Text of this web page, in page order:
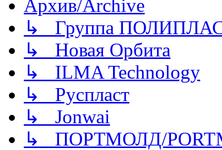
Архив/Archive
↳ Группа
↳ Новая Орбита
↳ ILMA Technology
↳ Руспласт
↳ Jonwai
↳ ПОРТМОЛД/